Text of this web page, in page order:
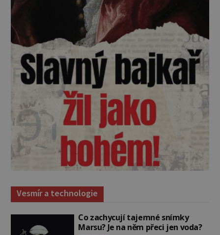
Vesmír a technologie
Co zachycují tajemné snímky
Marsu? Je na něm přeci jen voda?